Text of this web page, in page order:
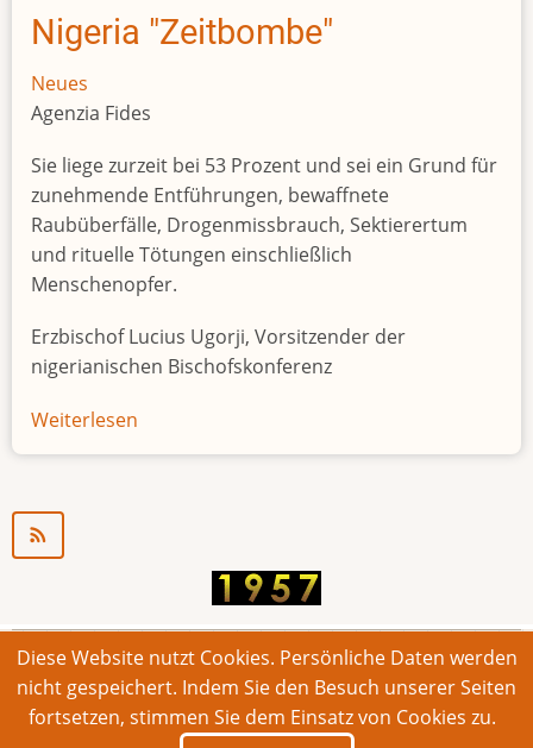
Nigeria "Zeitbombe"
Neues
Agenzia Fides
Sie liege zurzeit bei 53 Prozent und sei ein Grund für
zunehmende Entführungen, bewaffnete
Raubüberfälle, Drogenmissbrauch, Sektierertum
und rituelle Tötungen einschließlich
Menschenopfer.
Erzbischof Lucius Ugorji, Vorsitzender der
nigerianischen Bischofskonferenz
Weiterlesen
Jugendarbeitslosigkeit
© 2026 Bonner Aufruf. Alle Rechte vorbehalten.
Footer
Impressum Kontakt Intern
Diese Website nutzt Cookies. Persönliche Daten werden
nicht gespeichert. Indem Sie den Besuch unserer Seiten
fortsetzen, stimmen Sie dem Einsatz von Cookies zu.